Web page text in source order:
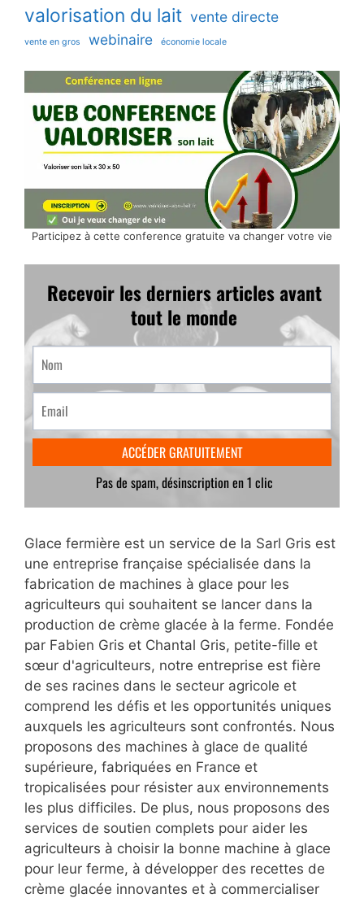
valorisation du lait vente directe
vente en gros webinaire économie locale
Participez à cette conference gratuite va changer votre vie
Glace fermière est un service de la Sarl Gris est
une entreprise française spécialisée dans la
fabrication de machines à glace pour les
agriculteurs qui souhaitent se lancer dans la
production de crème glacée à la ferme. Fondée
par Fabien Gris et Chantal Gris, petite-fille et
sœur d'agriculteurs, notre entreprise est fière
de ses racines dans le secteur agricole et
comprend les défis et les opportunités uniques
auxquels les agriculteurs sont confrontés. Nous
proposons des machines à glace de qualité
supérieure, fabriquées en France et
tropicalisées pour résister aux environnements
les plus difficiles. De plus, nous proposons des
services de soutien complets pour aider les
agriculteurs à choisir la bonne machine à glace
pour leur ferme, à développer des recettes de
crème glacée innovantes et à commercialiser